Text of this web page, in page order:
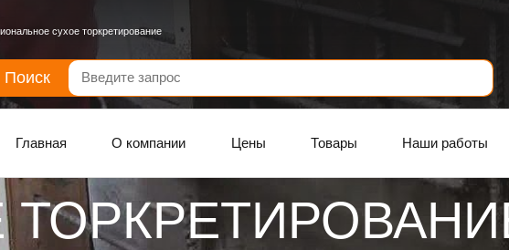
сухое торкретирование
Поиск
Главная О компании Цены Товары Наши работы